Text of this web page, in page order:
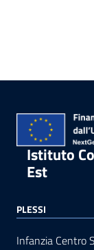
Istituto
Est
PLESSI
Infanzia Centro